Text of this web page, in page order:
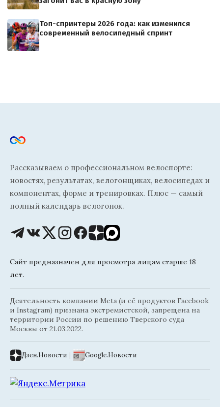
Топ-спринтеры 2026 года: как изменился
современный велосипедный спринт
Рассказываем о профессиональном велоспорте:
новостях, результатах, велогонщиках, велосипедах и
компонентах, форме и тренировках. Плюс — самый
полный календарь велогонок.
Сайт предназначен для просмотра лицам старше 18
лет.
Деятельность компании Meta (и её продуктов Facebook
и Instagram) признана экстремистской, запрещена на
территории России по решению Тверского суда
Москвы от 21.03.2022.
Дзен.Новости | Google.Новости